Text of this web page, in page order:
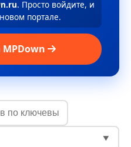
. Просто войдите, и
портале.
▼